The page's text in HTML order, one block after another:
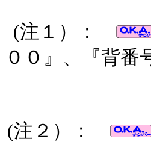
(注１）：
００』、『背
(注２）：